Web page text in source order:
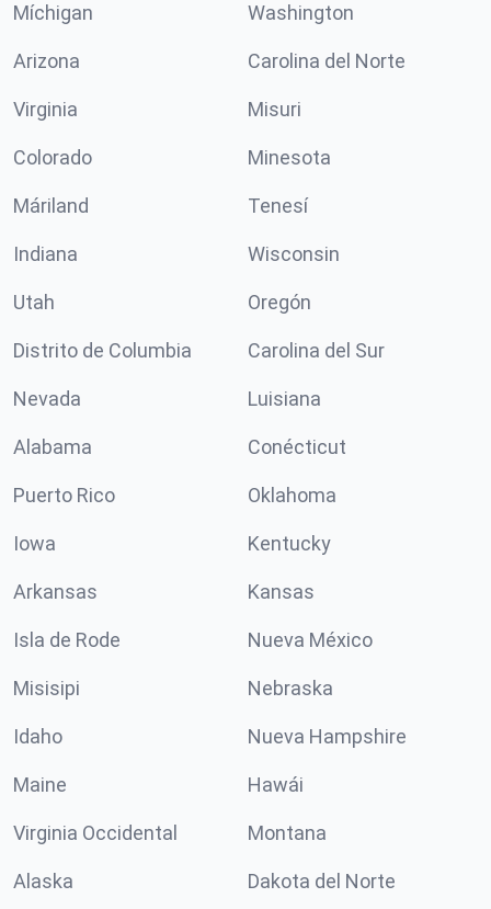
Míchigan Washington
Arizona Carolina del Norte
Virginia Misuri
Colorado Minesota
Máriland Tenesí
Indiana Wisconsin
Utah Oregón
Distrito de Columbia Carolina del Sur
Nevada Luisiana
Alabama Conécticut
Puerto Rico Oklahoma
Iowa Kentucky
Arkansas Kansas
Isla de Rode Nueva México
Misisipi Nebraska
Idaho Nueva Hampshire
Maine Hawái
Virginia Occidental Montana
Alaska Dakota del Norte